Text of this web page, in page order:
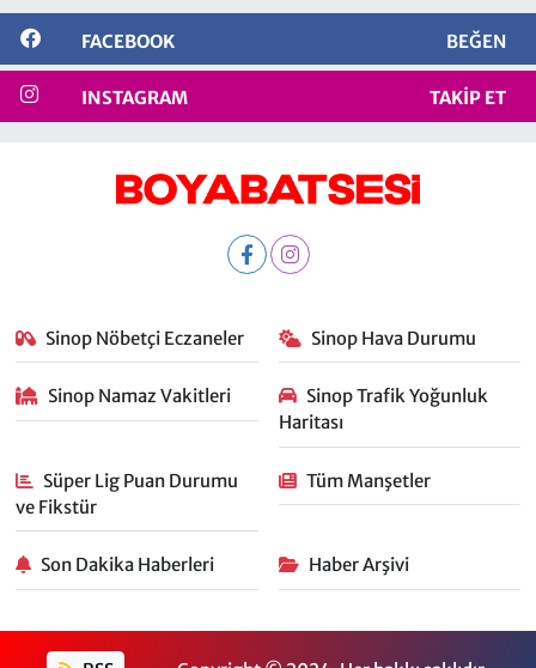
FACEBOOK BEĞEN
INSTAGRAM TAKIP ET
Sinop Nöbetçi Eczaneler Sinop Hava Durumu
Sinop Namaz Vakitleri
Sinop Trafik Yoğunluk
Haritası
Süper Lig Puan Durumu
ve Fikstür
Tüm Manşetler
Son Dakika Haberleri Haber Arşivi